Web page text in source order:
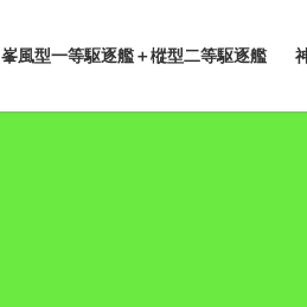
峯風型一等駆逐艦＋樅型二等駆逐艦